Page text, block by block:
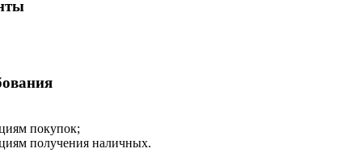
покупок;
получения наличных.